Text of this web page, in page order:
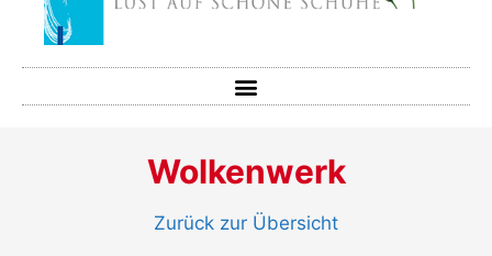
Wolkenwerk
Zurück zur Übersicht